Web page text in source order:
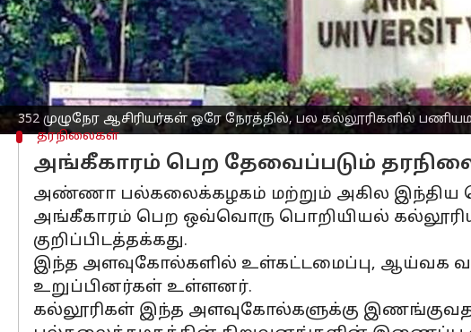
352 முழுநேர ஆசிரியர்கள் ஒரே நேரத்தில், பல கல்லூரிகளில்
குறிப்பாக, ஏறக்குறைய 352 முழுநேர
அந்த அறிக்கை கூறுகிறது.
இதனால், இந்த முறைகேடுகள் குறித்து
தரநிலைகள்
அங்கீகாரம் பெற தேவைப்படும்
அண்ணா பல்கலைக்கழகம் மற்றும் அகில இந்திய
அங்கீகாரம் பெற ஒவ்வொரு பொறியியல்
குறிப்பிடத்தக்கது.
இந்த அளவுகோல்களில் உள்கட்டமைப்பு, ஆய்வக
உறுப்பினர்கள் உள்ளனர்.
கல்லூரிகள் இந்த அளவுகோல்களுக்கு